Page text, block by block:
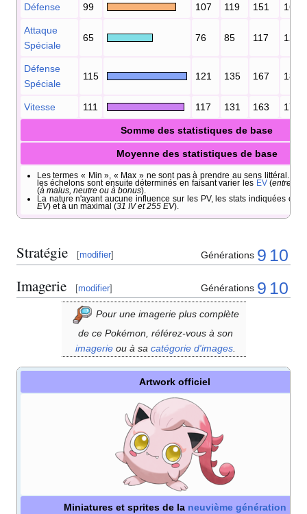
Défense 99 107 119 151 166
Attaque
Spéciale
65 76 85 117 128
Défense
Spéciale
115 121 135 167 183
Vitesse 111 117 131 163 179
Somme des statistiques de base
Moyenne des statistiques de base
Les termes « Min », « Max » ne sont pas à prendre au sens littéral. Il
les échelons sont ensuite déterminés en faisant varier les EV(entre 0
(à malus, neutre ou à bonus).
La nature n'ayant aucune influence sur les PV, les stats indiquées
EV) et à un maximal (31 IV et 255 EV).
Stratégie [modifier] Générations 9 10
Imagerie
[modifier] Générations 9 10
Pour une imagerie plus complète
de ce Pokémon, référez-vous à son
imagerieou à sa catégorie d'images.
Artwork officiel
Miniatures et sprites de la neuvième génération